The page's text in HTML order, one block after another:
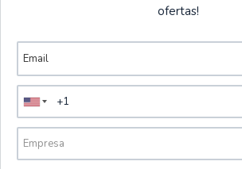
Ver mais produtos
CS24BKR
Cachecol Multiusos | Portwest
ofertas!